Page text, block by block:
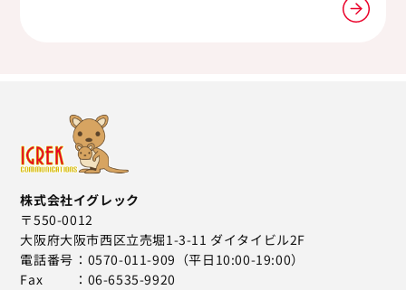
株式会社イグレック
〒550-0012
大阪府大阪市西区立売堀1-3-11 ダイタイビル2F
電話番号
0570-011-909（平日10:00-19:00）
Fax
06-6535-9920